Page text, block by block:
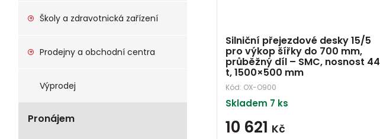
Školy a zdravotnická zařízení
Prodejny a obchodní centra
Výprodej
Pronájem
Silniční přejezdové desky 15/5
pro výkop šířky do 700 mm,
průběžný díl – SMC, nosnost 44
t, 1500×500 mm
Kód: OX-O900
Skladem 7 ks
10 621 Kč